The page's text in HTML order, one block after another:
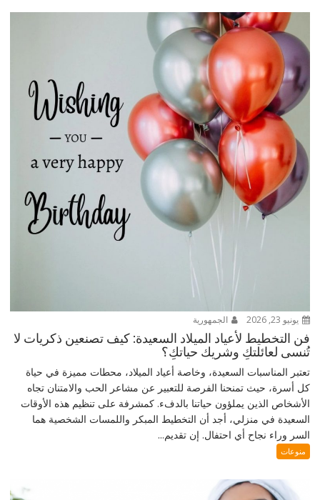
يونيو 23, 2026 الجمهورية
فن التخطيط لأعياد الميلاد السعيدة: كيف تصنعين ذكريات لا
تُنسى لعائلتكِ وشريك حياتكِ؟
تعتبر المناسبات السعيدة، وخاصة أعياد الميلاد، محطات مميزة في حياة
كل أسرة، حيث تمنحنا الفرصة للتعبير عن مشاعر الحب والامتنان تجاه
الأشخاص الذين يملؤون حياتنا بالدفء. كمشرفة على تنظيم هذه الأوقات
السعيدة في منزلي، أجد أن التخطيط المبكر واللمسات الشخصية هما
السر وراء نجاح أي احتفال. إن تقديم...
منوعات